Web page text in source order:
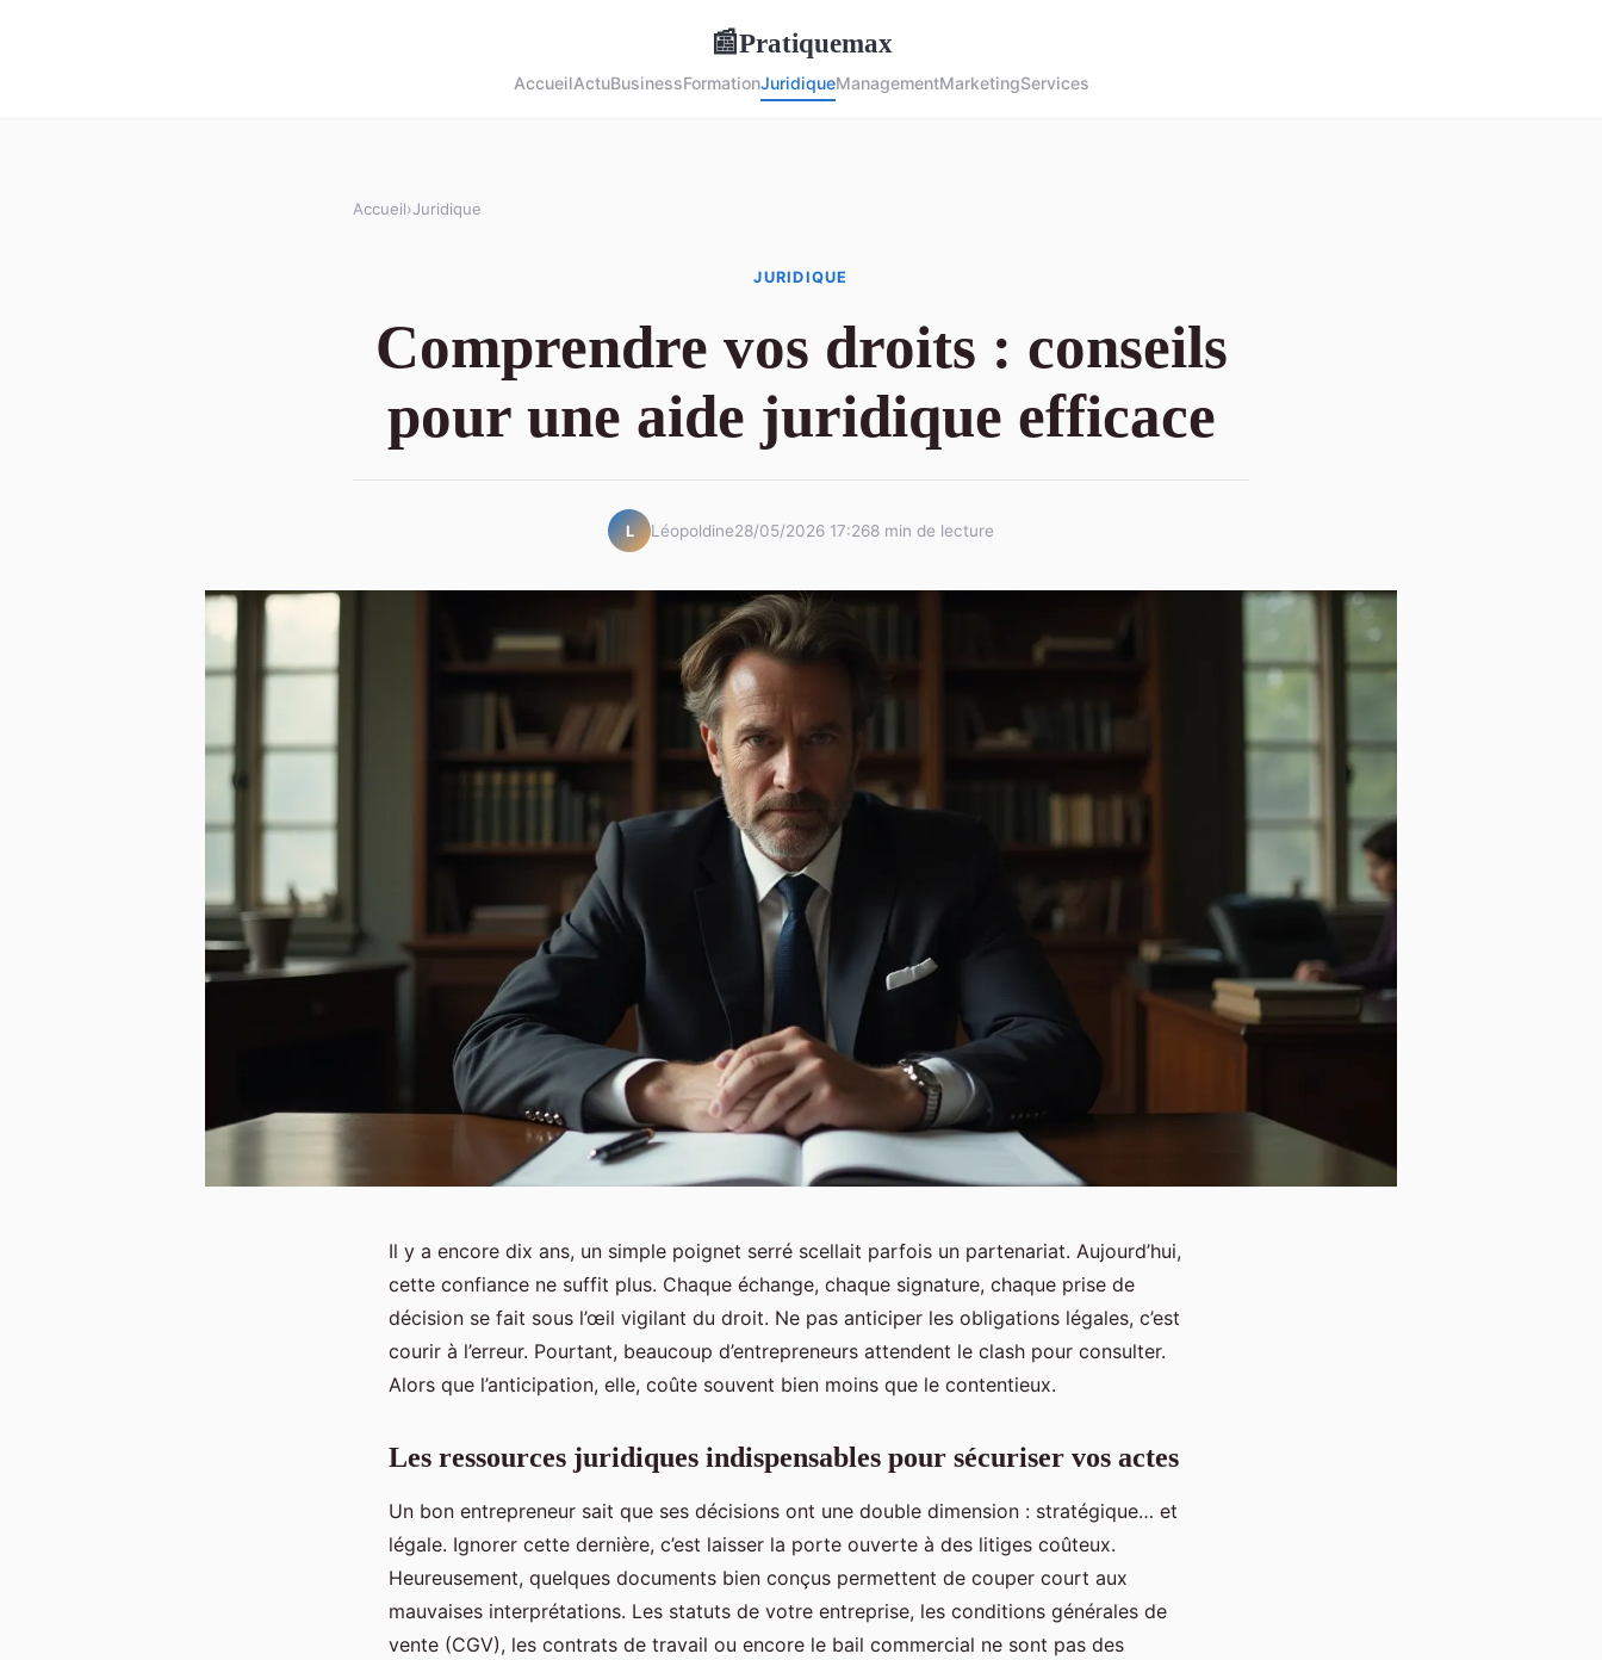
📰Pratiquemax
AccueilActuBusinessFormationJuridiqueManagementMarketingServices
Accueil›Juridique
JURIDIQUE
Comprendre vos droits : conseils
pour une aide juridique efficace
L Léopoldine28/05/2026 17:268 min de lecture
Il y a encore dix ans, un simple poignet serré scellait parfois un partenariat. Aujourd’hui,
cette confiance ne suffit plus. Chaque échange, chaque signature, chaque prise de
décision se fait sous l’œil vigilant du droit. Ne pas anticiper les obligations légales, c’est
courir à l’erreur. Pourtant, beaucoup d’entrepreneurs attendent le clash pour consulter.
Alors que l’anticipation, elle, coûte souvent bien moins que le contentieux.
Les ressources juridiques indispensables pour sécuriser vos actes
Un bon entrepreneur sait que ses décisions ont une double dimension : stratégique… et
légale. Ignorer cette dernière, c’est laisser la porte ouverte à des litiges coûteux.
Heureusement, quelques documents bien conçus permettent de couper court aux
mauvaises interprétations. Les statuts de votre entreprise, les conditions générales de
vente (CGV), les contrats de travail ou encore le bail commercial ne sont pas des